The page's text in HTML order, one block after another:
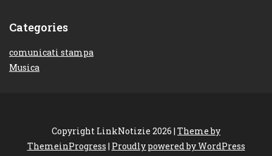
Categories
comunicati stampa
Musica
Copyright LinkNotizie 2026 | Theme by
ThemeinProgress | Proudly powered by WordPress